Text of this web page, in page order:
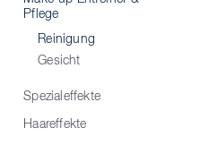
Pflege
Reinigung
Gesicht
Spezialeffekte
Haareffekte